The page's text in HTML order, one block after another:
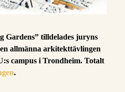
Gardens” tilldelades juryns
allmänna arkitekttävlingen
campus i Trondheim. Totalt
.